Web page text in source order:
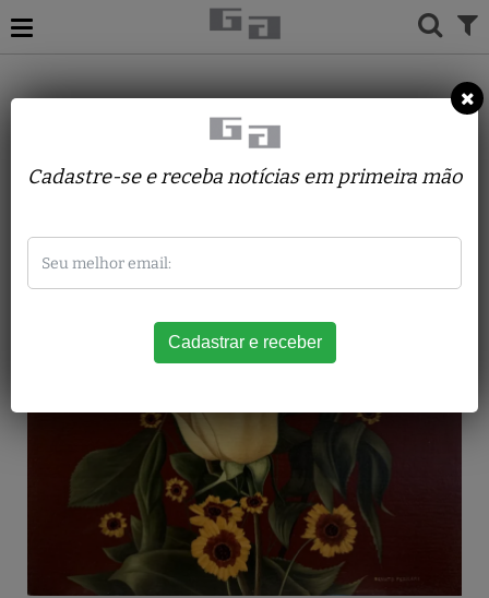
RENATO FERRARI
Amarelas
Cadastre-se e receba notícias em primeira mão